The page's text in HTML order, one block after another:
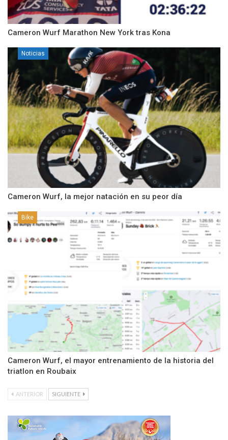
Cameron Wurf Marathon New York tras Kona
Noticias
Cameron Wurf, la mejor natación en su peor día
Bike
Cameron Wurf, el mayor entrenamiento de la historia del
triatlon en Roubaix
ANTERIOR SIGUIENTE